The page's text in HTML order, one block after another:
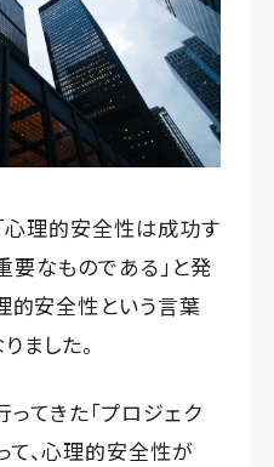
理的安全性は成功す
なものである」と発
的安全性という言葉
ました。
てきた「プロジェク
て、心理的安全性が